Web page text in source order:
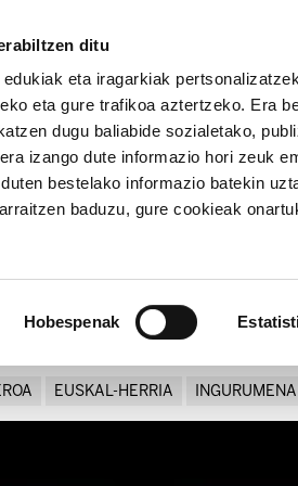
ditu
eta iragarkiak
eta gure trafikoa aztertzeko. Era
dugu baliabide sozialetako,
izango dute informazio hori zeuk
bestelako informazio batekin
baduzu, gure cookieak
Hobespenak
sindikala eta soziala
eta
EUSKAL-HERRIA INGURUMENA